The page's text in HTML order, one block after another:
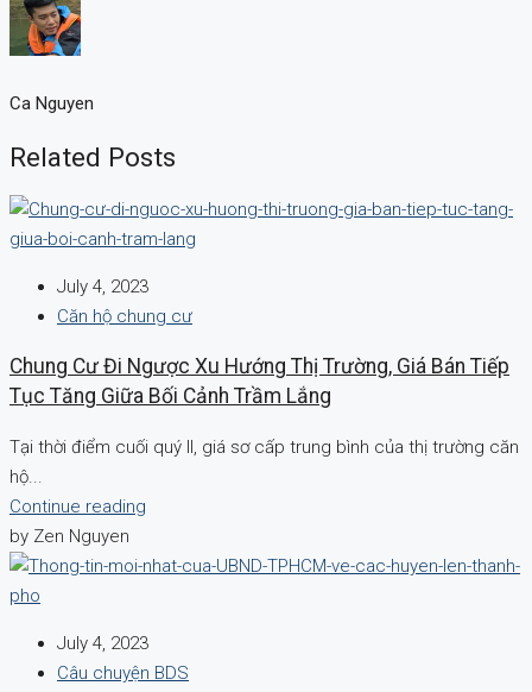
Ca Nguyen
Related Posts
July 4, 2023
Căn hộ chung cư
Chung Cư Đi Ngược Xu Hướng Thị Trường, Giá Bán Tiếp
Tục Tăng Giữa Bối Cảnh Trầm Lắng
Tại thời điểm cuối quý II, giá sơ cấp trung bình của thị trường căn
hộ...
Continue reading
by Zen Nguyen
July 4, 2023
Câu chuyện BDS